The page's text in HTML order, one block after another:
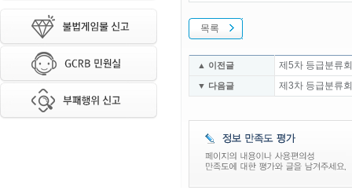
목록
▲ 이전글 제5차 등급분류
▼ 다음글 제3차 등급분류